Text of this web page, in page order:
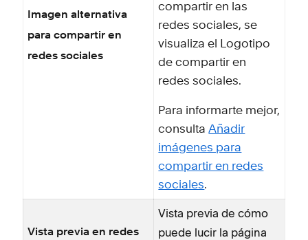
Imagen alternativa
para compartir en
redes sociales
compartir en las
redes sociales, se
visualiza el Logotipo
de compartir en
redes sociales.
Para informarte mejor,
consultaAñadir
imágenes para
compartir en redes
sociales.
Vista previa en redes
Vista previa de cómo
puede lucir la página